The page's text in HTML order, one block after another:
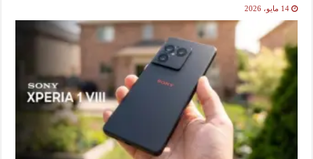
14 مايو، 2026